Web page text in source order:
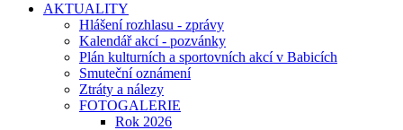
AKTUALITY
Hlášení rozhlasu - zprávy
Kalendář akcí - pozvánky
Plán kulturních a sportovních akcí v Babicích
Smuteční oznámení
Ztráty a nálezy
FOTOGALERIE
Rok 2026